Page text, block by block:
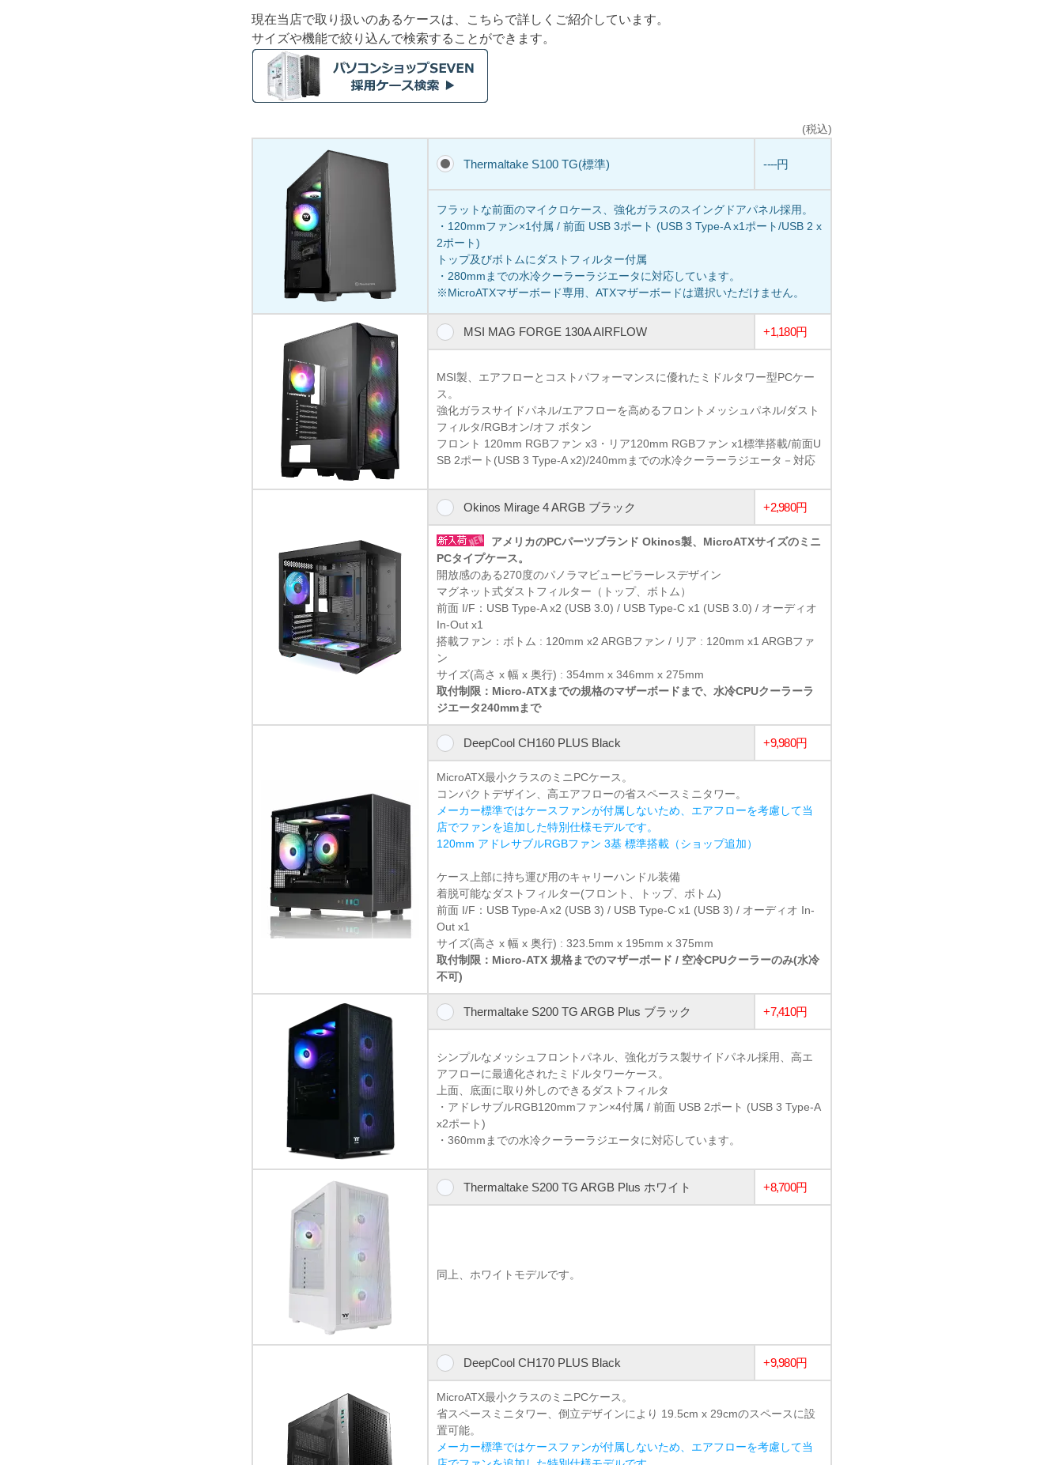
現在当店で取り扱いのあるケースは、こちらで詳しくご紹介しています。
サイズや機能で絞り込んで検索することができます。
(税込)
Thermaltake S100 TG(標準) ----円
フラットな前面のマイクロケース、強化ガラスのスイングドアパネル採用。
・120mmファン×1付属 / 前面 USB 3ポート (USB 3 Type-A x1ポート/USB 2 x
2ポート)
トップ及びボトムにダストフィルター付属
・280mmまでの水冷クーラーラジエータに対応しています。
※MicroATXマザーボード専用、ATXマザーボードは選択いただけません。
MSI MAG FORGE 130A AIRFLOW +1,180円
MSI製、エアフローとコストパフォーマンスに優れたミドルタワー型PCケー
ス。
強化ガラスサイドパネル/エアフローを高めるフロントメッシュパネル/ダスト
フィルタ/RGBオン/オフ ボタン
フロント 120mm RGBファン x3・リア120mm RGBファン x1標準搭載/前面U
SB 2ポート(USB 3 Type-A x2)/240mmまでの水冷クーラーラジエータ－対応
Okinos Mirage 4 ARGB ブラック +2,980円
アメリカのPCパーツブランド Okinos製、MicroATXサイズのミニ
PCタイプケース。
開放感のある270度のパノラマビューピラーレスデザイン
マグネット式ダストフィルター（トップ、ボトム）
前面 I/F：USB Type-A x2 (USB 3.0) / USB Type-C x1 (USB 3.0) / オーディオ
In-Out x1
搭載ファン：ボトム : 120mm x2 ARGBファン / リア : 120mm x1 ARGBファ
ン
サイズ(高さ x 幅 x 奥行) : 354mm x 346mm x 275mm
取付制限：Micro-ATXまでの規格のマザーボードまで、水冷CPUクーラーラ
ジエータ240mmまで
DeepCool CH160 PLUS Black +9,980円
MicroATX最小クラスのミニPCケース。
コンパクトデザイン、高エアフローの省スペースミニタワー。
メーカー標準ではケースファンが付属しないため、エアフローを考慮して当
店でファンを追加した特別仕様モデルです。
120mm アドレサブルRGBファン 3基 標準搭載（ショップ追加）
ケース上部に持ち運び用のキャリーハンドル装備
着脱可能なダストフィルター(フロント、トップ、ボトム)
前面 I/F：USB Type-A x2 (USB 3) / USB Type-C x1 (USB 3) / オーディオ In-
Out x1
サイズ(高さ x 幅 x 奥行) : 323.5mm x 195mm x 375mm
取付制限：Micro-ATX 規格までのマザーボード / 空冷CPUクーラーのみ(水冷
不可)
Thermaltake S200 TG ARGB Plus ブラック +7,410円
シンプルなメッシュフロントパネル、強化ガラス製サイドパネル採用、高エ
アフローに最適化されたミドルタワーケース。
上面、底面に取り外しのできるダストフィルタ
・アドレサブルRGB120mmファン×4付属 / 前面 USB 2ポート (USB 3 Type-A
x2ポート)
・360mmまでの水冷クーラーラジエータに対応しています。
Thermaltake S200 TG ARGB Plus ホワイト +8,700円
同上、ホワイトモデルです。
DeepCool CH170 PLUS Black +9,980円
MicroATX最小クラスのミニPCケース。
省スペースミニタワー、倒立デザインにより 19.5cm x 29cmのスペースに設
置可能。
メーカー標準ではケースファンが付属しないため、エアフローを考慮して当